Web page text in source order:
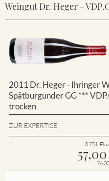
Weingut Dr. Heger -
2011 Dr. Heger - Ihringer
Spätburgunder GG ***
trocken
ZUR EXPERTISE
0.75 L
57,00